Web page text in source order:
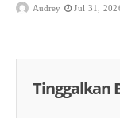
Audrey Jul 31,
Tinggalkan